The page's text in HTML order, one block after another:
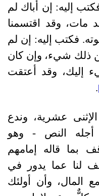
إليه: إن أباك لم
مات، وقد اقتسمنا
فكتب إليه: إن لم
ذلك شيء، وإن كان
إليك، وقد أعتقت
.
عشرية، وندع
أجله النص - وهو
بما قاله إمامهم
لنا عما يدور في
المال، وأن أولئك